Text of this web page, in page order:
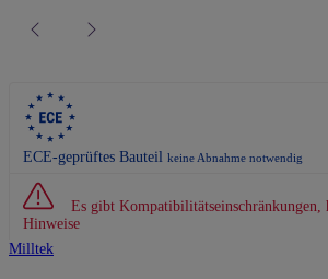
ECE-geprüftes Bauteil keine Abnahme notwendig
Es gibt
Hinweise
Milltek